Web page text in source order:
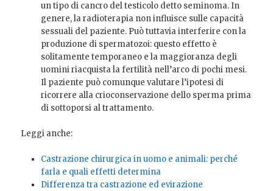
un tipo di cancro del testicolo detto seminoma. In
genere, la radioterapia non influisce sulle capacità
sessuali del paziente. Può tuttavia interferire con la
produzione di spermatozoi: questo effetto è
solitamente temporaneo e la maggioranza degli
uomini riacquista la fertilità nell’arco di pochi mesi.
Il paziente può comunque valutare l’ipotesi di
ricorrere alla crioconservazione dello sperma prima
di sottoporsi al trattamento.
Leggi anche:
Castrazione chirurgica in uomo e animali: perché
farla e quali effetti determina
Differenza tra castrazione ed evirazione